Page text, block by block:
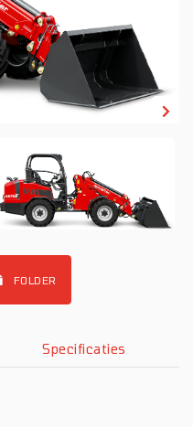
FOLDER
Specificaties